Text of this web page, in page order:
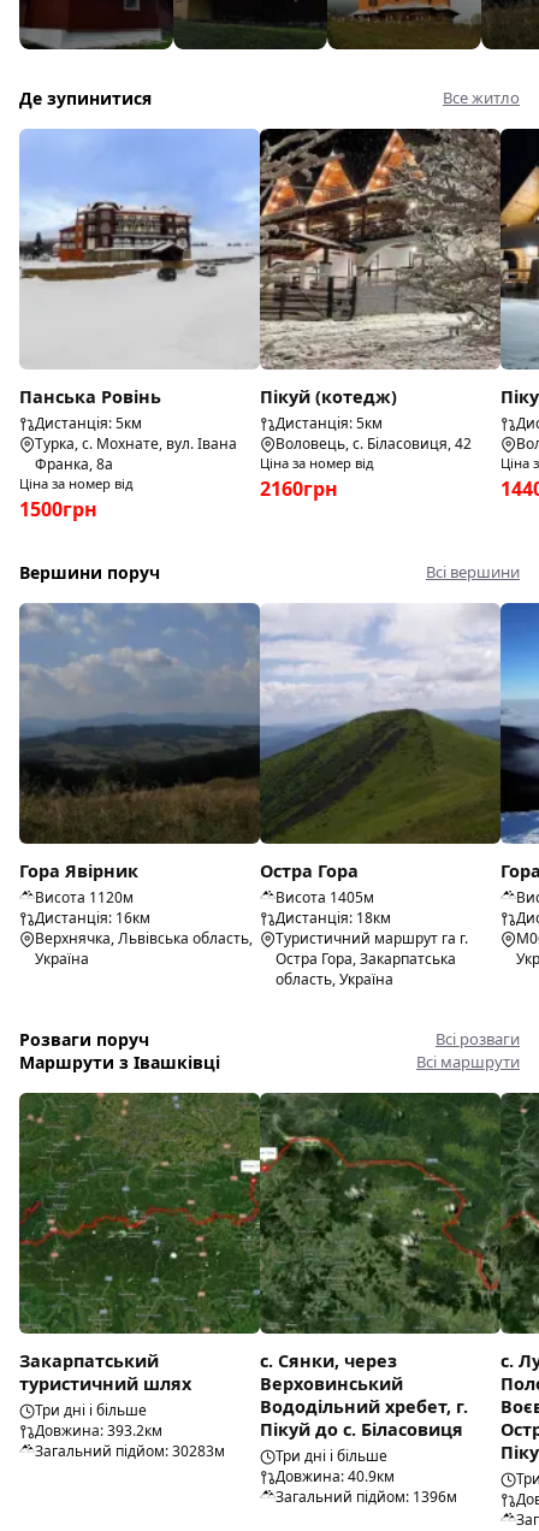
Де зупинитися Все житло
Панська Ровінь
Дистанція: 5км
Турка, с. Мохнате, вул. Івана
Франка, 8а
Ціна за номер від
1500грн
Пікуй (котедж)
Дистанція: 5км
Воловець, с. Біласовиця, 42
Ціна за номер від
2160грн
Ціна
Вершини поруч Всі вершини
Гора Явірник
Висота 1120м
Дистанція: 16км
Верхнячка, Львівська область,
Україна
Остра Гора
Висота 1405м
Дистанція: 18км
Туристичний маршрут га г.
Остра Гора, Закарпатська
область, Україна
Розваги поруч Всі розваги
Маршрути з Івашківці Всі маршрути
Закарпатський
туристичний шлях
Три дні і більше
Довжина: 393.2км
Загальний підйом: 30283м
с. Сянки, через
Верховинський
Вододільний хребет, г.
Пікуй до с. Біласовиця
Три дні і більше
Довжина: 40.9км
Загальний підйом: 1396м
с.